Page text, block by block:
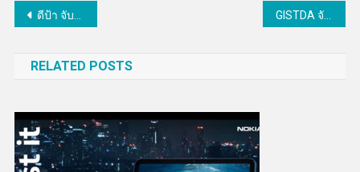
แนะแนว
ดีป้า จับมือเครือข่ายพันธมิตร ยกระดับ ZTRUS สู่ Pre-Series A
RELATED POSTS